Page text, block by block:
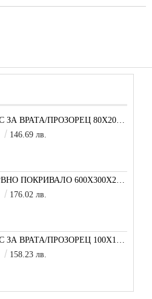
НАВЕС ЗА ВРАТА/ПРОЗОРЕЦ 80Х200 СМ, ЧЕРНО-ПРОЗРАЧНО
146.69 лв.
РЕЗЕРВНО ПОКРИВАЛО 600X300X200 CM SOLE TERRA STRONG ЗА ТУНЕЛНА ОРАНЖЕРИЯ
176.02 лв.
НАВЕС ЗА ВРАТА/ПРОЗОРЕЦ 100Х150 СМ, СИВО-СИВО
158.23 лв.